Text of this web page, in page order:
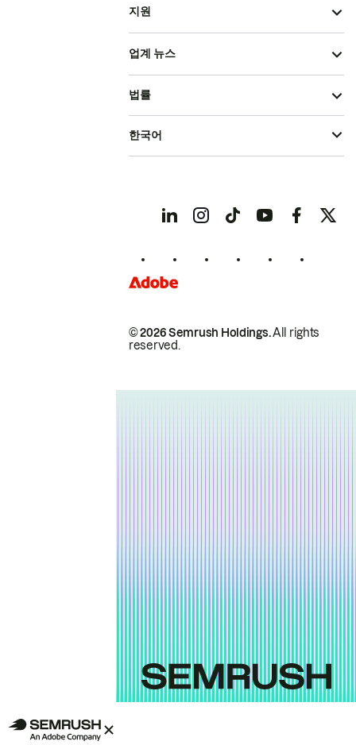
지원
업계 뉴스
© 2026 Semrush Holdings.All rights
reserved.
법률
한국어